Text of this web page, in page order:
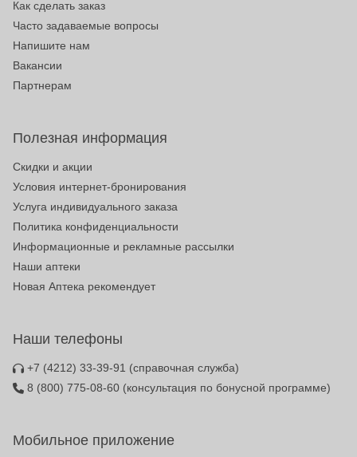
Как сделать заказ
Часто задаваемые вопросы
Напишите нам
Вакансии
Партнерам
Полезная информация
Скидки и акции
Условия интернет-бронирования
Услуга индивидуального заказа
Политика конфиденциальности
Информационные и рекламные рассылки
Наши аптеки
Новая Аптека рекомендует
Наши телефоны
+7 (4212) 33-39-91 (справочная служба)
8 (800) 775-08-60 (консультация по бонусной программе)
Мобильное приложение